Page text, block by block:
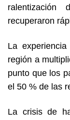
recuperaron
La
región a
punto que los
el 50 % de las
La crisis de